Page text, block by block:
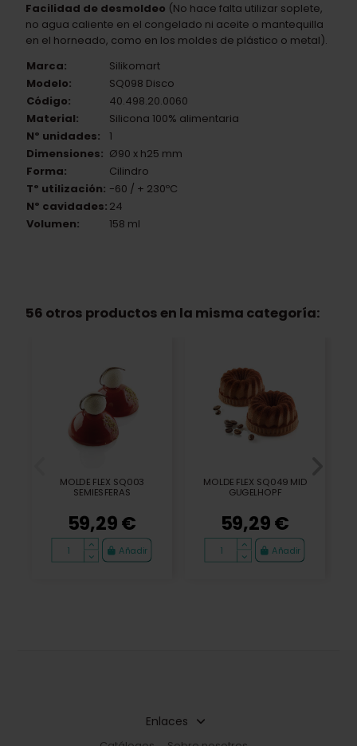
Facilidad de desmoldeo (No hace falta utilizar soplete,
no agua caliente en el congelado ni aceite o mantequilla
en el horneado, como en los moldes de plástico o metal).
Marca:
Silikomart
Modelo:
SQ098 Disco
Código:
40.498.20.0060
Material:
Silicona 100% alimentaria
Nº unidades:
1
Dimensiones: Ø90 x h25 mm
Forma:
Cilindro
Tº utilización: -60 / + 230ºC
Nº cavidades: 24
Volumen:
158 ml
56 otros productos en la misma categoría:
MOLDE FLEX SQ003
SEMIESFERAS
59,29 €
Añadir
MOLDE FLEX SQ049 MID
GUGELHOPF
59,29 €
Añadir
Enlaces